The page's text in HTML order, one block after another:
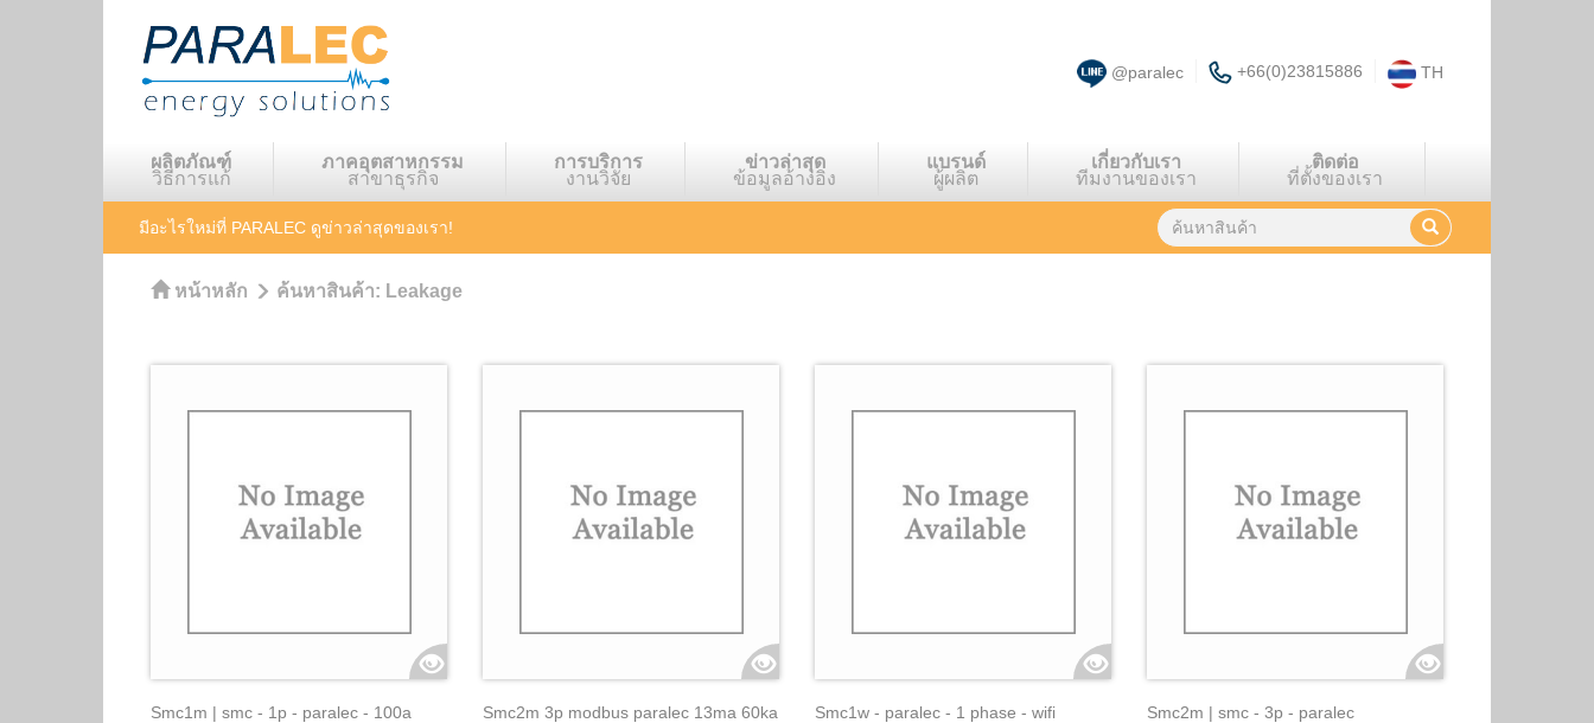
@paralec +66(0)23815886 TH
ผลิตภัณฑ์
วิธีการแก้
ภาคอุตสาหกรรม
สาขาธุรกิจ
การบริการ
งานวิจัย
ข่าวล่าสุด
ข้อมูลอ้างอิง
แบรนด์
ผู้ผลิต
เกี่ยวกับเรา
ทีมงานของเรา
ติดต่อ
ที่ตั้งของเรา
มีอะไรใหม่ที่ PARALEC ดูข่าวล่าสุดของเรา!
หน้าหลัก ค้นหาสินค้า: Leakage
Smc1m | smc - 1p - paralec - 100a
Smc2m 3p modbus paralec 13ma 60ka
Smc1w - paralec - 1 phase - wifi
Smc2m | smc - 3p - paralec